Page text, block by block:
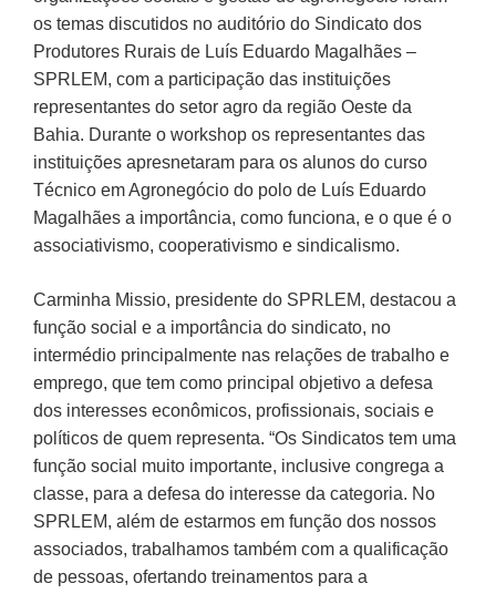
os temas discutidos no auditório do Sindicato dos
Produtores Rurais de Luís Eduardo Magalhães –
SPRLEM, com a participação das instituições
representantes do setor agro da região Oeste da
Bahia. Durante o workshop os representantes das
instituições apresnetaram para os alunos do curso
Técnico em Agronegócio do polo de Luís Eduardo
Magalhães a importância, como funciona, e o que é o
associativismo, cooperativismo e sindicalismo.
Carminha Missio, presidente do SPRLEM, destacou a
função social e a importância do sindicato, no
intermédio principalmente nas relações de trabalho e
emprego, que tem como principal objetivo a defesa
dos interesses econômicos, profissionais, sociais e
políticos de quem representa. “Os Sindicatos tem uma
função social muito importante, inclusive congrega a
classe, para a defesa do interesse da categoria. No
SPRLEM, além de estarmos em função dos nossos
associados, trabalhamos também com a qualificação
de pessoas, ofertando treinamentos para a